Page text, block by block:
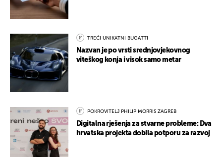
TREĆI UNIKATNI BUGATTI
Nazvan je po vrsti srednjovjekovnog
viteškog konja i visok samo metar
POKROVITELJ PHILIP MORRIS ZAGREB
Digitalna rješenja za stvarne probleme: Dva
hrvatska projekta dobila potporu za razvoj